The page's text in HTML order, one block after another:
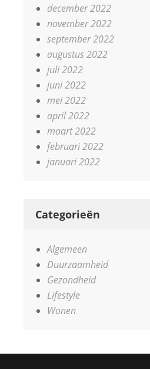
december 2022
november 2022
september 2022
augustus 2022
juli 2022
juni 2022
mei 2022
april 2022
maart 2022
februari 2022
januari 2022
Categorieën
Algemeen
Duurzaamheid
Gezondheid
Lifestyle
Wonen